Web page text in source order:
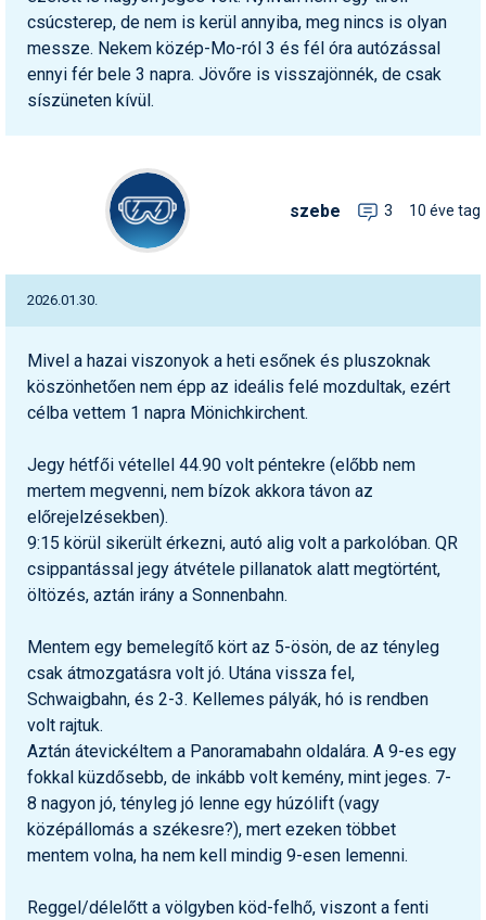
Sícipő
Sífutás
Síoktatás
Síruházat
Sítechnika
Síugrás
Snowboardfelszerelés
Sportorvos
Szakértők
Szótárak
Telemark
Téli sportok
Termékajánló
Történelem
csúcsterep, de nem is kerül annyiba, meg nincs is olyan
messze. Nekem közép-Mo-ról 3 és fél óra autózással
ennyi fér bele 3 napra. Jövőre is visszajönnék, de csak
síszüneten kívül.
szebe 3 10 éve tag
2026.01.30.
Mivel a hazai viszonyok a heti esőnek és pluszoknak
köszönhetően nem épp az ideális felé mozdultak, ezért
célba vettem 1 napra Mönichkirchent.
Jegy hétfői vétellel 44.90 volt péntekre (előbb nem
mertem megvenni, nem bízok akkora távon az
előrejelzésekben).
9:15 körül sikerült érkezni, autó alig volt a parkolóban. QR
csippantással jegy átvétele pillanatok alatt megtörtént,
öltözés, aztán irány a Sonnenbahn.
Mentem egy bemelegítő kört az 5-ösön, de az tényleg
csak átmozgatásra volt jó. Utána vissza fel,
Schwaigbahn, és 2-3. Kellemes pályák, hó is rendben
volt rajtuk.
Aztán átevickéltem a Panoramabahn oldalára. A 9-es egy
fokkal küzdősebb, de inkább volt kemény, mint jeges. 7-
8 nagyon jó, tényleg jó lenne egy húzólift (vagy
középállomás a székesre?), mert ezeken többet
mentem volna, ha nem kell mindig 9-esen lemenni.
Reggel/délelőtt a völgyben köd-felhő, viszont a fenti